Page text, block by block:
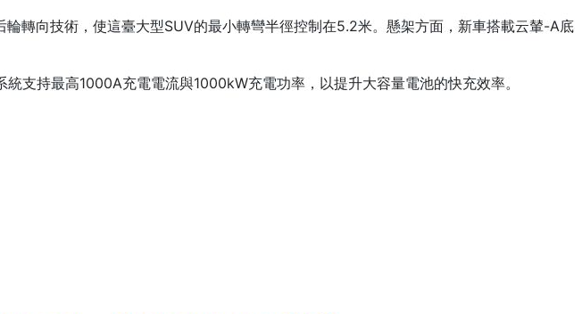
轉向技術，使這臺大型SUV的最小轉彎半徑控制在5.2米。懸架方面，新車搭載云輦-A底
支持最高1000A充電電流與1000kW充電功率，以提升大容量電池的快充效率。